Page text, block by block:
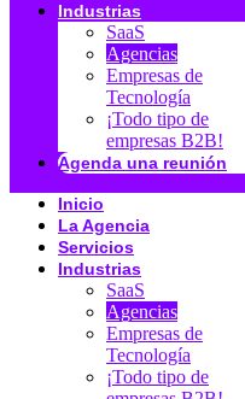
Industrias
SaaS
Agencias
Empresas de
Tecnología
¡Todo tipo de
empresas B2B!
Agenda una reunión
Inicio
La Agencia
Servicios
Industrias
SaaS
Agencias
Empresas de
Tecnología
¡Todo tipo de